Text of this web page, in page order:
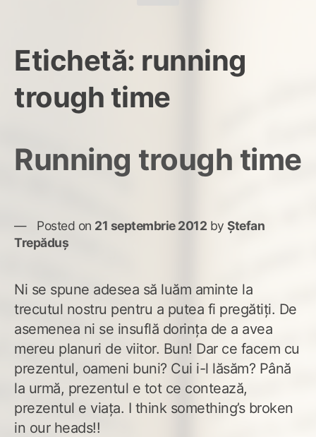
Etichetă: running
trough time
Running trough time
Posted on 21 septembrie 2012 by Ștefan
Trepăduș
Ni se spune adesea să luăm aminte la
trecutul nostru pentru a putea fi pregătiţi. De
asemenea ni se insuflă dorinţa de a avea
mereu planuri de viitor. Bun! Dar ce facem cu
prezentul, oameni buni? Cui i-l lăsăm? Până
la urmă, prezentul e tot ce contează,
prezentul e viaţa. I think something’s broken
in our heads!!